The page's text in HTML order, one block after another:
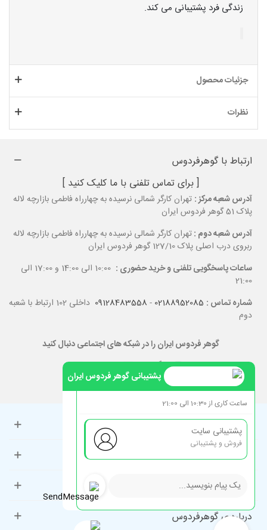
زندگی فرد پشتیبانی می کند.
جزئیات محصول
نظرات
ارتباط با گوهرفردوس
[ برای تماس تلفنی با ما کلیک کنید ]
آدرس شعبه مرکز : تهران کارگر شمالی نرسیده به چهارراه فاطمی بازارچه لاله
پلاک 51 گوهر فردوس ایران
آدرس شعبه دوم :تهران کارگر شمالی نرسیده به چهارراه فاطمی بازارچه لاله
ربروی درب اصلی پلاک 127/10 گوهر فردوس ایران
ساعات پاسخگویی تلفنی و خرید حضوری :
10:00 الی 14:00 و 17:00 الی
21:00
شماره تماس : 02188952085
-
09128483558
داخلی 102 ارتباط با شعبه
دوم
گوهر فردوس ایران را در شبکه های اجتماعی دنبال کنید
حساب کاربری
راهنمای مشتریان
دسته‌بندی‌های پرطرفدار
درباره ی گوهرفردوس
پشتیبانی گوهر فردوس ایران
ساعت کاری از 10:30 الی 21:00
پشتیبانی سایت
فروش و پشتیبانی